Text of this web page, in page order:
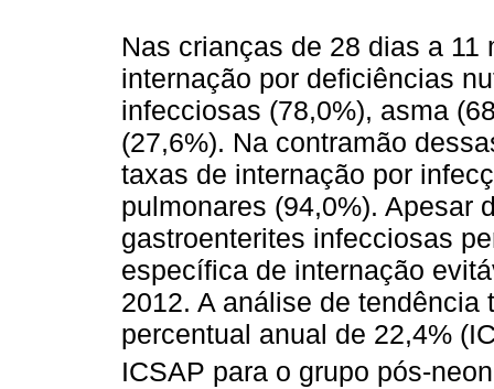
Nas crianças de 28 dias a
internação por deficiências
infecciosas (78,0%), asma
(27,6%). Na contramão
taxas de internação por
pulmonares (94,0%). Apesar
gastroenterites infecciosas
específica de internação
2012. A análise de
percentual anual de 22,4%
ICSAP para o grupo pós-